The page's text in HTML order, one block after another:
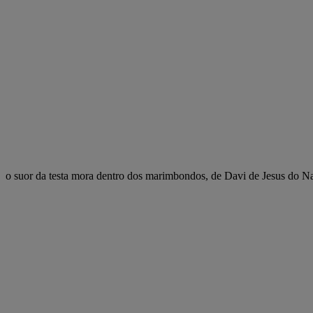
o suor da testa mora dentro dos marimbondos, de Davi de Jesus do